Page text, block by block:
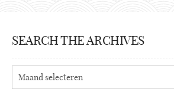
SEARCH THE ARCHIVES
the